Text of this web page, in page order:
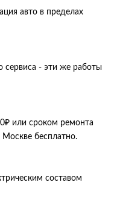
авто в пределах
сервиса - эти же работы
или сроком ремонта
бесплатно.
составом